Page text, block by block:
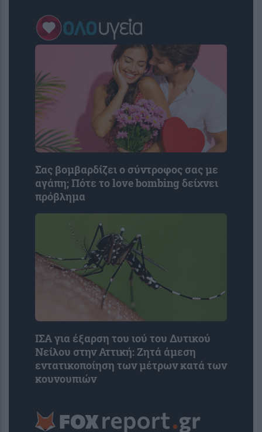
Σας βομβαρδίζει ο σύντροφος σας με
αγάπη; Πότε το love bombing δείχνει
πρόβλημα
ΙΣΑ για έξαρση του ιού του Δυτικού
Νείλου στην Αττική: Ζητά άμεση
εντατικοποίηση των μέτρων κατά των
κουνουπιών